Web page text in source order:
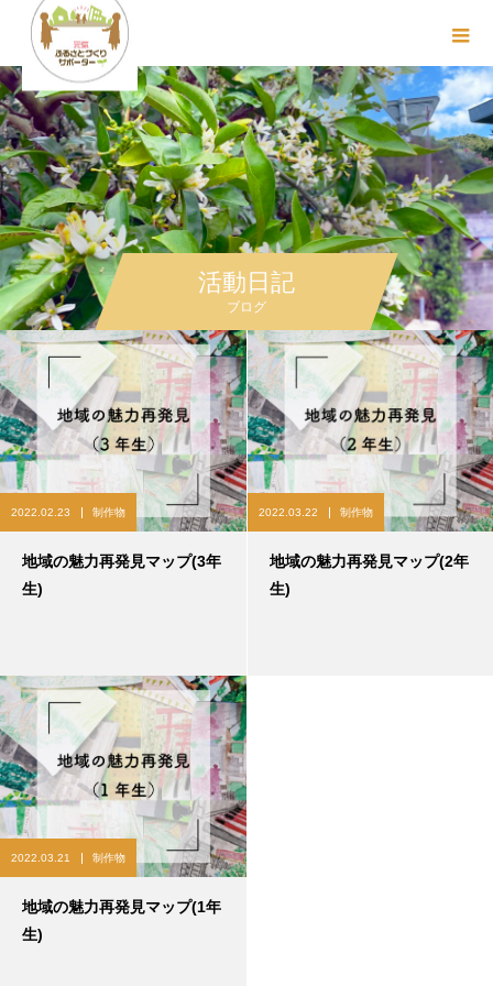
活動日記
ブログ
2022.02.23 制作物
地域の魅力再発見マップ(3年
生)
2022.03.22 制作物
地域の魅力再発見マップ(2年
生)
2022.03.21 制作物
地域の魅力再発見マップ(1年
生)